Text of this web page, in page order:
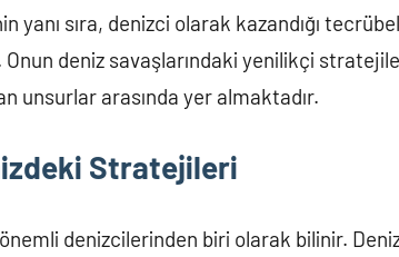
yanı sıra, denizci olarak kazandığı
deniz savaşlarındaki yenilikçi
unsurlar arasında yer almaktadır.
Stratejileri
denizcilerinden biri olarak bilinir. Deniz